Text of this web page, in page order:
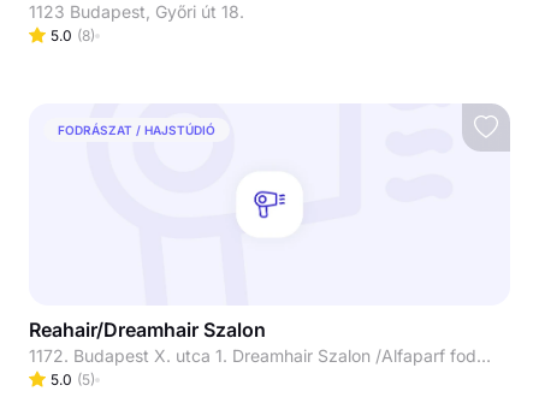
1123 Budapest, Győri út 18.
5.0 (8)
FODRÁSZAT / HAJSTÚDIÓ
Reahair/Dreamhair Szalon
1172. Budapest X. utca 1. Dreamhair Szalon /Alfaparf fodrászat (Skylux /Luxoya mellett)
5.0 (5)